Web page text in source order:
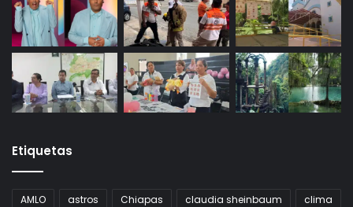
Etiquetas
AMLO astros Chiapas claudia sheinbaum
clima